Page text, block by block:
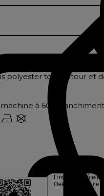
dédié au bien-être,
séchage rapide,
polyester tout autour et
à 60°
U
Linvosges
Oeko-Tex®, suite